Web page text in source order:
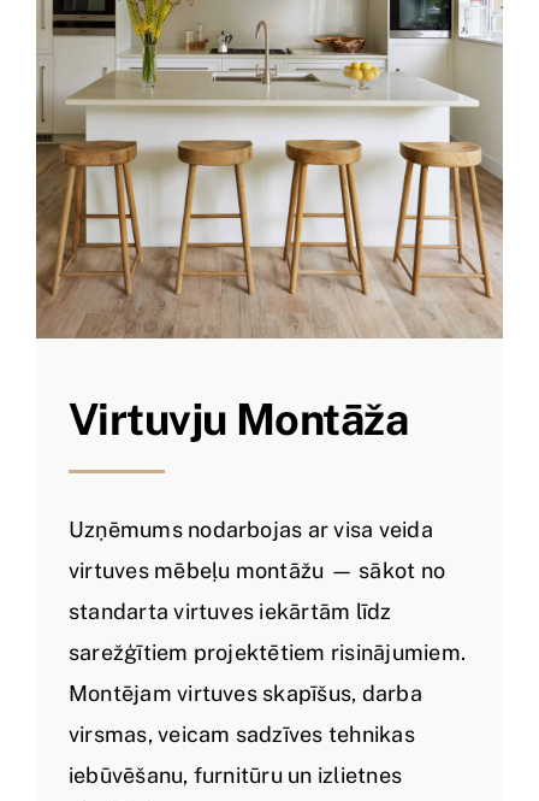
Virtuvju Montāža
Uzņēmums nodarbojas ar visa veida
virtuves mēbeļu montāžu — sākot no
standarta virtuves iekārtām līdz
sarežģītiem projektētiem risinājumiem.
Montējam virtuves skapīšus, darba
virsmas, veicam sadzīves tehnikas
iebūvēšanu, furnitūru un izlietnes